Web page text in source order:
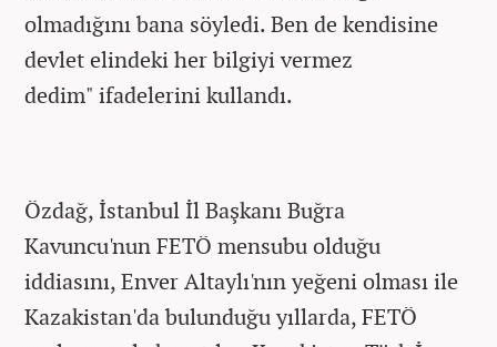
olmadığını bana söyledi. Ben de kendisine
devlet elindeki her bilgiyi vermez
dedim" ifadelerini kullandı.
Özdağ, İstanbul İl Başkanı Buğra
Kavuncu'nun FETÖ mensubu olduğu
iddiasını, Enver Altaylı'nın yeğeni olması ile
Kazakistan'da bulunduğu yıllarda, FETÖ